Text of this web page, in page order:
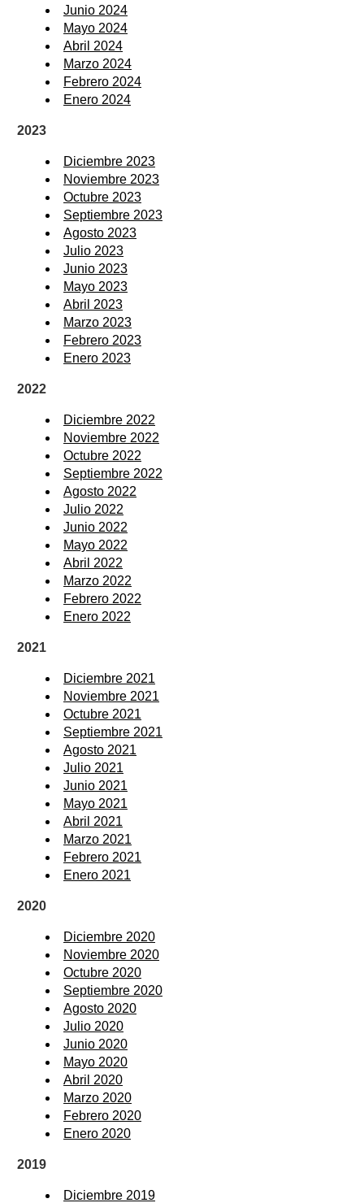
Junio 2024
Mayo 2024
Abril 2024
Marzo 2024
Febrero 2024
Enero 2024
2023
Diciembre 2023
Noviembre 2023
Octubre 2023
Septiembre 2023
Agosto 2023
Julio 2023
Junio 2023
Mayo 2023
Abril 2023
Marzo 2023
Febrero 2023
Enero 2023
2022
Diciembre 2022
Noviembre 2022
Octubre 2022
Septiembre 2022
Agosto 2022
Julio 2022
Junio 2022
Mayo 2022
Abril 2022
Marzo 2022
Febrero 2022
Enero 2022
2021
Diciembre 2021
Noviembre 2021
Octubre 2021
Septiembre 2021
Agosto 2021
Julio 2021
Junio 2021
Mayo 2021
Abril 2021
Marzo 2021
Febrero 2021
Enero 2021
2020
Diciembre 2020
Noviembre 2020
Octubre 2020
Septiembre 2020
Agosto 2020
Julio 2020
Junio 2020
Mayo 2020
Abril 2020
Marzo 2020
Febrero 2020
Enero 2020
2019
Diciembre 2019